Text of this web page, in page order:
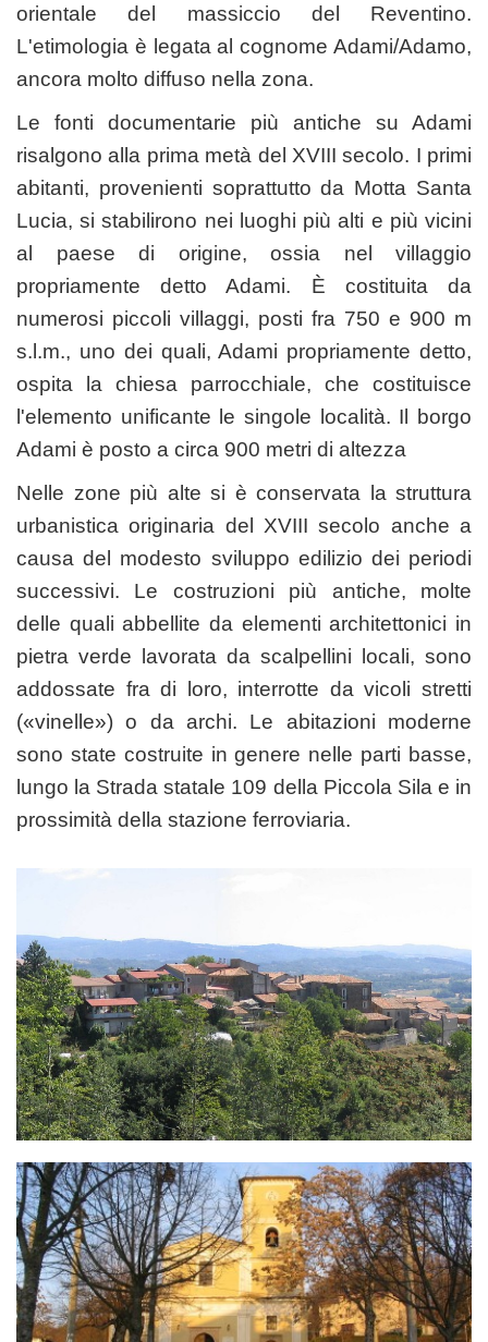
orientale del massiccio del Reventino.
L'etimologia è legata al cognome Adami/Adamo,
ancora molto diffuso nella zona.
Le fonti documentarie più antiche su Adami
risalgono alla prima metà del XVIII secolo. I primi
abitanti, provenienti soprattutto da Motta Santa
Lucia, si stabilirono nei luoghi più alti e più vicini
al paese di origine, ossia nel villaggio
propriamente detto Adami. È costituita da
numerosi piccoli villaggi, posti fra 750 e 900 m
s.l.m., uno dei quali, Adami propriamente detto,
ospita la chiesa parrocchiale, che costituisce
l'elemento unificante le singole località. Il borgo
Adami è posto a circa 900 metri di altezza
Nelle zone più alte si è conservata la struttura
urbanistica originaria del XVIII secolo anche a
causa del modesto sviluppo edilizio dei periodi
successivi. Le costruzioni più antiche, molte
delle quali abbellite da elementi architettonici in
pietra verde lavorata da scalpellini locali, sono
addossate fra di loro, interrotte da vicoli stretti
(«vinelle») o da archi. Le abitazioni moderne
sono state costruite in genere nelle parti basse,
lungo la Strada statale 109 della Piccola Sila e in
prossimità della stazione ferroviaria.